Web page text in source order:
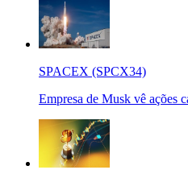
SPACEX (SPCX34)
Empresa de Musk vê ações